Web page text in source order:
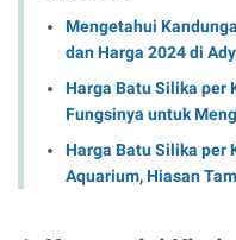
Mengetahui
dan Harga 2024 di
Harga Batu Silika per
Fungsinya untuk
Harga Batu Silika per
Aquarium, Hiasan